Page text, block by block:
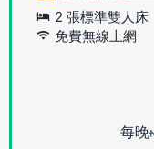
2 張標準雙人床
免費無線上網
每晚